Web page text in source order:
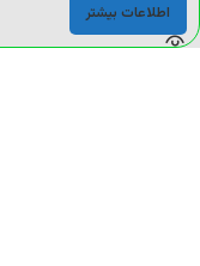
اطلاعات بیشتر